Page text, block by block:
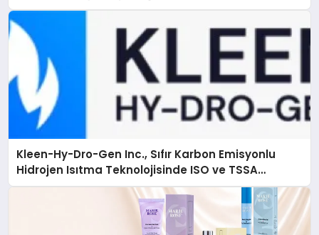
Kleen-Hy-Dro-Gen Inc., Sıfır Karbon Emisyonlu
Hidrojen Isıtma Teknolojisinde ISO ve TSSA
Düzenleyici Onaylarını Aldı